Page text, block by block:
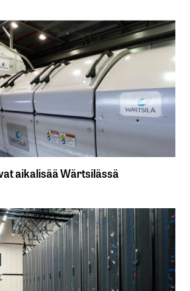
aikalisää Wärtsilässä